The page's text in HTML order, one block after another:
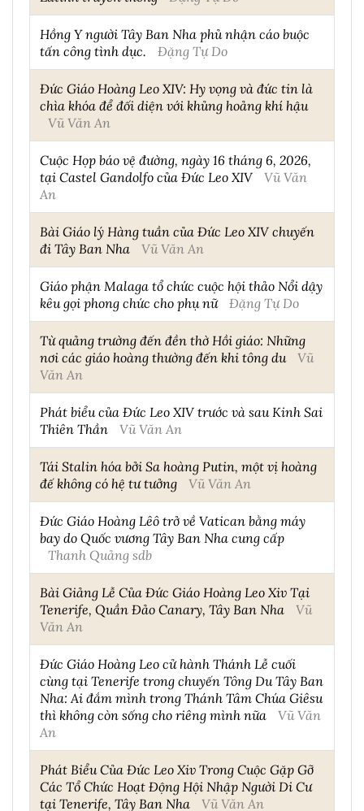
Hồng Y người Tây Ban Nha phủ nhận cáo buộc
tấn công tình dục.
Đặng Tự Do
Đức Giáo Hoàng Leo XIV: Hy vọng và đức tin là
chìa khóa để đối diện với khủng hoảng khí hậu
Vũ Văn An
Cuộc Họp báo vệ đường, ngày 16 tháng 6, 2026,
tại Castel Gandolfo của Đức Leo XIV
Vũ Văn
An
Bài Giáo lý Hàng tuần của Đức Leo XIV chuyến
đi Tây Ban Nha
Vũ Văn An
Giáo phận Malaga tổ chức cuộc hội thảo Nổi dậy
kêu gọi phong chức cho phụ nữ
Đặng Tự Do
Từ quảng trường đến đền thờ Hồi giáo: Những
nơi các giáo hoàng thường đến khi tông du
Vũ
Văn An
Phát biểu của Đức Leo XIV trước và sau Kinh Sai
Thiên Thần
Vũ Văn An
Tái Stalin hóa bởi Sa hoàng Putin, một vị hoàng
đế không có hệ tư tưởng
Vũ Văn An
Đức Giáo Hoàng Lêô trở về Vatican bằng máy
bay do Quốc vương Tây Ban Nha cung cấp
Thanh Quảng sdb
Bài Giảng Lễ Của Đức Giáo Hoàng Leo Xiv Tại
Tenerife, Quần Đảo Canary, Tây Ban Nha
Vũ
Văn An
Đức Giáo Hoàng Leo cử hành Thánh Lễ cuối
cùng tại Tenerife trong chuyến Tông Du Tây Ban
Nha: Ai đắm mình trong Thánh Tâm Chúa Giêsu
thì không còn sống cho riêng mình nữa
Vũ Văn
An
Phát Biểu Của Đức Leo Xiv Trong Cuộc Gặp Gỡ
Các Tổ Chức Hoạt Động Hội Nhập Người Di Cư
tại Tenerife, Tây Ban Nha
Vũ Văn An